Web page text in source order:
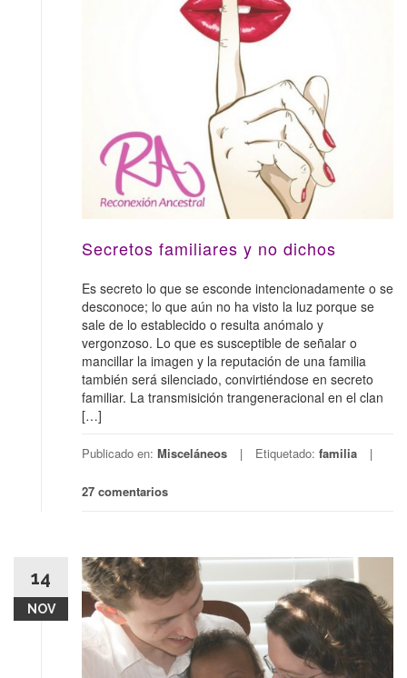
Secretos familiares y no dichos
Es secreto lo que se esconde intencionadamente o se
desconoce; lo que aún no ha visto la luz porque se
sale de lo establecido o resulta anómalo y
vergonzoso. Lo que es susceptible de señalar o
mancillar la imagen y la reputación de una familia
también será silenciado, convirtiéndose en secreto
familiar. La transmisición trangeneracional en el clan
[…]
Publicado en: Misceláneos Etiquetado: familia
27 comentarios
14
NOV